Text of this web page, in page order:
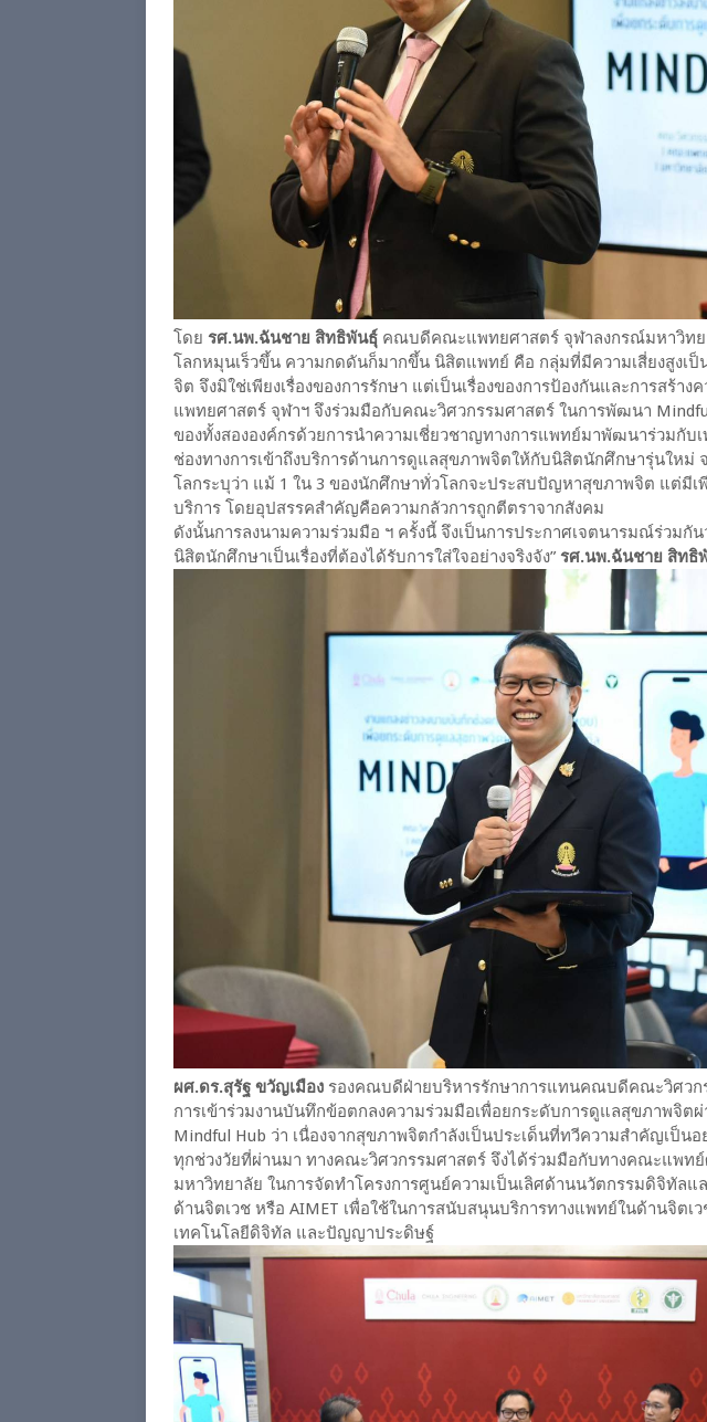
โดย รศ.นพ.ฉันชาย สิทธิพันธุ์ คณบดีคณะแพทยศาสตร์ จุฬาลงกรณ์มหาวิทย
โลกหมุนเร็วขึ้น ความกดดันก็มากขึ้น นิสิตแพทย์ คือ กลุ่มที่มีความเสี่ยงสูงเ
จิต จึงมิใช่เพียงเรื่องของการรักษา แต่เป็นเรื่องของการป้องกันและการสร้า
แพทยศาสตร์ จุฬาฯ จึงร่วมมือกับคณะวิศวกรรมศาสตร์ ในการพัฒนา
ของทั้งสององค์กรด้วยการนำความเชี่ยวชาญทางการแพทย์มาพัฒนาร่วมกับ
ช่องทางการเข้าถึงบริการด้านการดูแลสุขภาพจิตให้กับนิสิตนักศึกษารุ่นใหม่
โลกระบุว่า แม้ 1 ใน 3 ของนักศึกษาทั่วโลกจะประสบปัญหาสุขภาพจิต แต่มีเพี
บริการ โดยอุปสรรคสำคัญคือความกลัวการถูกตีตราจากสังคม
ดังนั้นการลงนามความร่วมมือ ฯ ครั้งนี้ จึงเป็นการประกาศเจตนารมณ์ร่วมกั
นิสิตนักศึกษาเป็นเรื่องที่ต้องได้รับการใส่ใจอย่างจริงจัง” รศ.นพ.ฉันชาย สิทธิ
ผศ.ดร.สุรัฐ ขวัญเมือง รองคณบดีฝ่ายบริหารรักษาการแทนคณบดีคณะวิศวก
การเข้าร่วมงานบันทึกข้อตกลงความร่วมมือเพื่อยกระดับการดูแลสุขภาพจิต
Mindful Hub ว่า เนื่องจากสุขภาพจิตกำลังเป็นประเด็นที่ทวีความสำคัญเป็น
ทุกช่วงวัยที่ผ่านมา ทางคณะวิศวกรรมศาสตร์ จึงได้ร่วมมือกับทางคณะแพท
มหาวิทยาลัย ในการจัดทำโครงการศูนย์ความเป็นเลิศด้านนวัตกรรมดิจิทัล
ด้านจิตเวช หรือ AIMET เพื่อใช้ในการสนับสนุนบริการทางแพทย์ในด้านจิตเ
เทคโนโลยีดิจิทัล และปัญญาประดิษฐ์